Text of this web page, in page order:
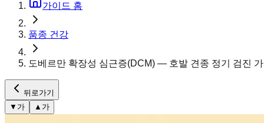
가이드 홈
품종 건강
도베르만 확장성 심근증(DCM) — 호발 견종 정기 검진
뒤로가기
▼ 가 ▲ 가